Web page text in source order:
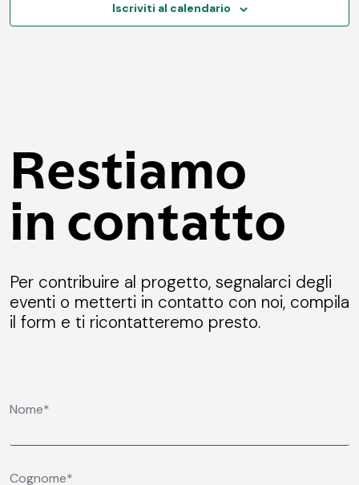
Iscriviti al calendario
Restiamo
in contatto
Per contribuire al progetto, segnalarci degli
eventi o metterti in contatto con noi, compila
il form e ti ricontatteremo presto.